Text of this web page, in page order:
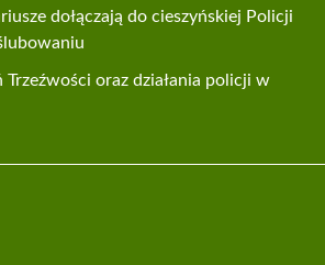
dołączają do cieszyńskiej Policji
oraz działania policji w